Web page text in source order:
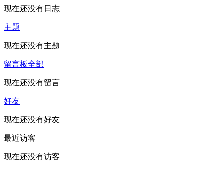
现在还没有日志
主题
现在还没有主题
留言板全部
现在还没有留言
好友
现在还没有好友
最近访客
现在还没有访客